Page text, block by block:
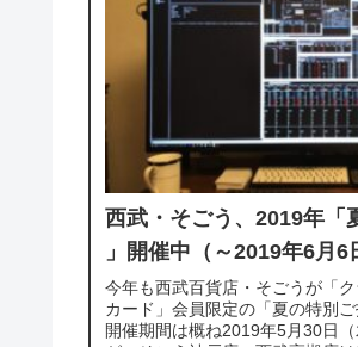
西武・そごう、2019年「
」開催中（～2019年6月6
今年も西武百貨店・そごうが「
カード」会員限定の「夏の特別ご
開催期間は概ね2019年5月30日